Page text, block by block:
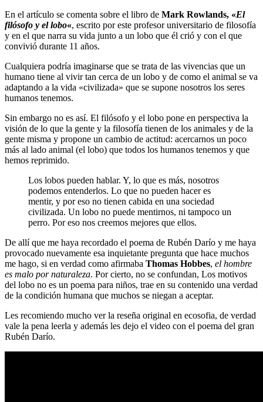
En el artículo se comenta sobre el libro de Mark Rowlands, «El
filósofo y el lobo«, escrito por este profesor universitario de filosofía
y en el que narra su vida junto a un lobo que él crió y con el que
convivió durante 11 años.
Cualquiera podría imaginarse que se trata de las vivencias que un
humano tiene al vivir tan cerca de un lobo y de como el animal se va
adaptando a la vida «civilizada» que se supone nosotros los seres
humanos tenemos.
Sin embargo no es así. El filósofo y el lobo pone en perspectiva la
visión de lo que la gente y la filosofía tienen de los animales y de la
gente misma y propone un cambio de actitud: acercarnos un poco
más al lado animal (el lobo) que todos los humanos tenemos y que
hemos reprimido.
Los lobos pueden hablar. Y, lo que es más, nosotros
podemos entenderlos. Lo que no pueden hacer es
mentir, y por eso no tienen cabida en una sociedad
civilizada. Un lobo no puede mentirnos, ni tampoco un
perro. Por eso nos creemos mejores que ellos.
De allí que me haya recordado el poema de Rubén Darío y me haya
provocado nuevamente esa inquietante pregunta que hace muchos
me hago, si en verdad como afirmaba Thomas Hobbes, el hombre
es malo por naturaleza. Por cierto, no se confundan, Los motivos
del lobo no es un poema para niños, trae en su contenido una verdad
de la condición humana que muchos se niegan a aceptar.
Les recomiendo mucho ver la reseña original en ecosofia, de verdad
vale la pena leerla y además les dejo el video con el poema del gran
Rubén Darío.